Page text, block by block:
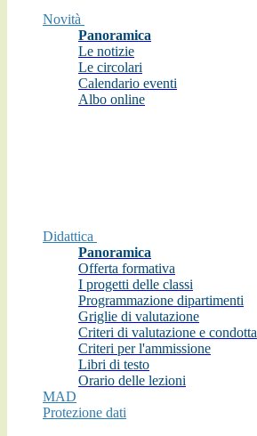
Novità
Panoramica
Le notizie
Le circolari
Calendario eventi
Albo online
Didattica
Panoramica
Offerta formativa
I progetti delle classi
Programmazione dipartimenti
Griglie di valutazione
Criteri di valutazione e condotta
Criteri per l'ammissione
Libri di testo
Orario delle lezioni
MAD
Protezione dati